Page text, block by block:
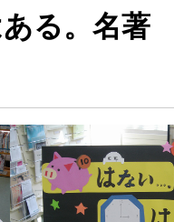
る。名著